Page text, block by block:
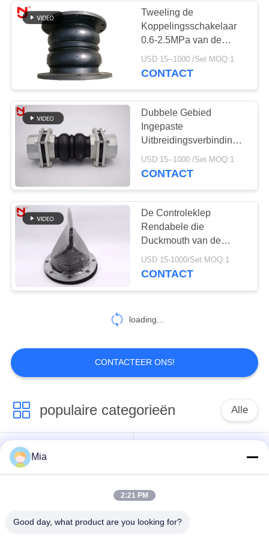
Verminderde
34
PTFE-
36
Pijp die Verbinding
43
De Verbinding van
de metaaluitbreiding
79
Tweeling de
Koppelingsschakelaar
0.6-2.5MPa van de
Gebied Rubber
Flexibele Gezamenlijke,
USD 15--1000 /Set MOQ:1
CONTACT
Dubbele Gebied
Ingepaste
Uitbreidingsverbinding,
Uitbreidingsverbinding
die Thermische Stal
USD 15--1000 /Set MOQ:1
CONTACT
De Controleklep
Rendabele die
Duckmouth van de
vinvogelbekdier voor
Drainageriolering wordt
USD 15-1000/Set MOQ:1
CONTACT
loading...
CONTACTEER ONS!
populaire categorieën Alle
De enige verbinding
van de gebied
rubberuitbreiding
Uitbreidingsverbinding
epdm
Verbinding van de
Mia
2:21 PM
Good day, what product are you looking for?